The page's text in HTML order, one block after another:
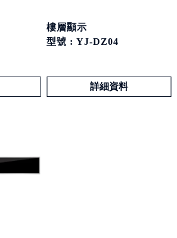
樓層顯示
型號 : YJ-DZ04
詳細資料